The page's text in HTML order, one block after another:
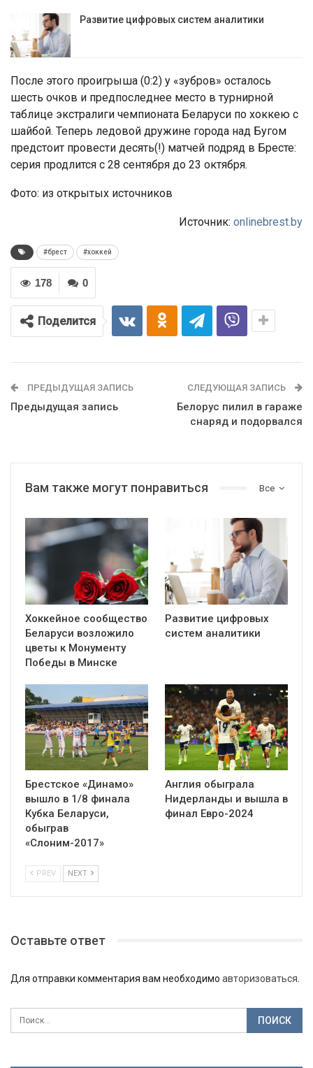
Развитие цифровых систем аналитики
После этого проигрыша (0:2) у «зубров» осталось
шесть очков и предпоследнее место в турнирной
таблице экстралиги чемпионата Беларуси по хоккею с
шайбой. Теперь ледовой дружине города над Бугом
предстоит провести десять(!) матчей подряд в Бресте:
серия продлится с 28 сентября до 23 октября.
Фото: из открытых источников
Источник: onlinebrest.by
#брест #хоккей
0
178
Поделится
ПРЕДЫДУЩАЯ ЗАПИСЬ
Предыдущая запись
СЛЕДУЮЩАЯ ЗАПИСЬ
Белорус пилил в гараже
снаряд и подорвался
Все
Вам также могут понравиться
Хоккейное сообщество
Беларуси возложило
цветы к Монументу
Победы в Минске
Развитие цифровых
систем аналитики
Брестское «Динамо»
вышло в 1/8 финала
Кубка Беларуси,
обыграв
«Слоним-2017»
Англия обыграла
Нидерланды и вышла в
финал Евро-2024
PREV NEXT
Оставьте ответ
Для отправки комментария вам необходимо авторизоваться